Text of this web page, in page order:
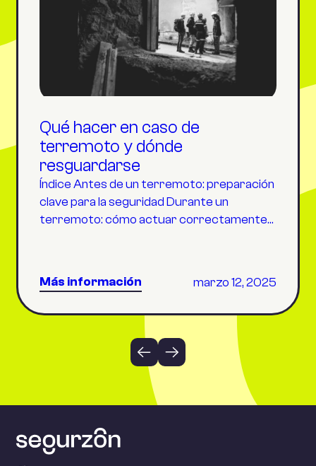
Qué hacer en caso de
terremoto y dónde
resguardarse
Índice Antes de un terremoto: preparación
clave para la seguridad Durante un
terremoto: cómo actuar correctamente
terremoto, también conocido como sismo
cualquier momento, generando pánico y
poniendo en riesgo la seguridad de […]
Más información marzo 12, 2025